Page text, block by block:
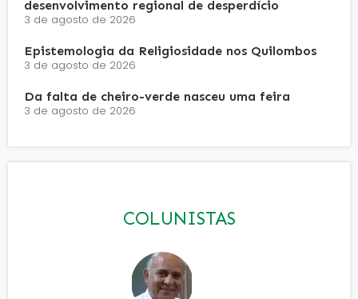
desenvolvimento regional de desperdício
3 de agosto de 2026
Epistemologia da Religiosidade nos Quilombos
3 de agosto de 2026
Da falta de cheiro-verde nasceu uma feira
3 de agosto de 2026
COLUNISTAS